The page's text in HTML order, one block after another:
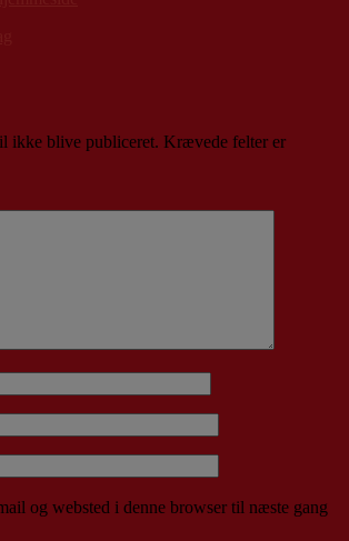
ikke blive publiceret. Krævede felter er
og websted i denne browser til næste gang